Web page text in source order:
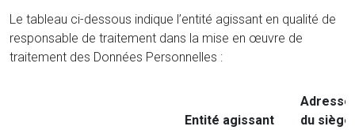
Le tableau ci-dessous indique l’entité agissant en qualité de
responsable de traitement dans la mise en œuvre de
traitement des Données Personnelles :
Entité agissant
Adresse
du siège